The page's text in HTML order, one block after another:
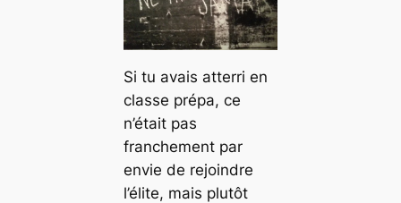
Si tu avais atterri en
classe prépa, ce
n’était pas
franchement par
envie de rejoindre
l’élite, mais plutôt